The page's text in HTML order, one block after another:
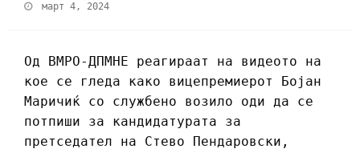
март 4, 2024
Од ВМРО-ДПМНЕ реагираат на видеото на
кое се гледа како вицепремиерот Бојан
Маричиќ со службено возило оди да се
потпиши за кандидатурата за
претседател на Стево Пендаровски,